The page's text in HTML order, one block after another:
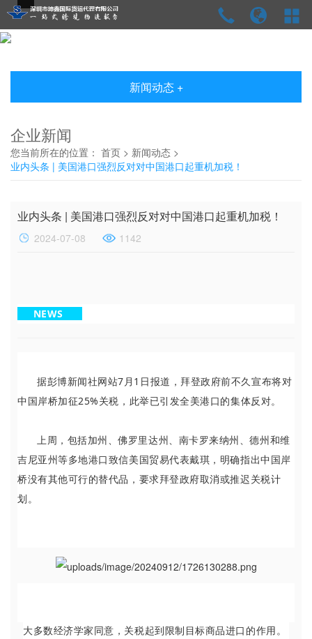
新闻动态 +
企业新闻
您当前所在的位置： 首页 > 新闻动态 >
业内头条 | 美国港口强烈反对对中国港口起重机加税！
业内头条 | 美国港口强烈反对对中国港口起重机加税！
2024-07-08 1142
NEWS
据彭博新闻社网站7月1日报道，拜登政府前不久宣布将对
中国岸桥加征25%关税，此举已引发全美港口的集体反对。
上周，包括加州、佛罗里达州、南卡罗来纳州、德州和维
吉尼亚州等多地港口致信美国贸易代表戴琪，明确指出中国岸
桥没有其他可行的替代品，要求拜登政府取消或推迟关税计
划。
大多数经济学家同意，关税起到限制目标商品进口的作用。